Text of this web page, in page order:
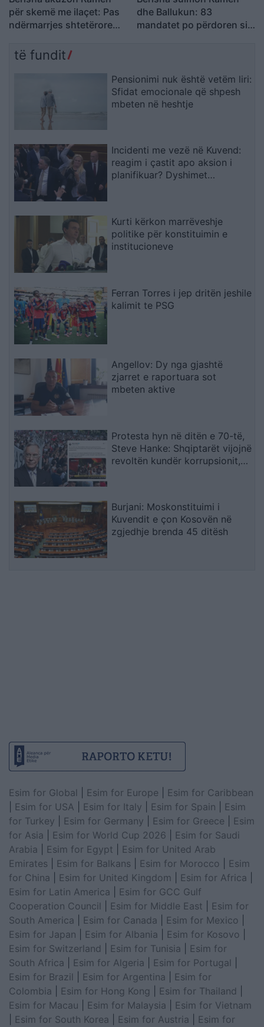
për skemë me ilaçet: Pas
ndërmarrjes shtetërore
KAYO e përfshirë në trafik
armësh
dhe Ballukun: 83
mandatet po përdoren si
të fundit
Pensionimi nuk është vetëm liri:
Sfidat emocionale që shpesh
mbeten në heshtje
Incidenti me vezë në Kuvend:
reagim i çastit apo aksion i
planifikuar? Dyshimet
Kurti kërkon marrëveshje
politike për konstituimin e
institucioneve
Ferran Torres i jep dritën jeshile
kalimit te PSG
Angellov: Dy nga gjashtë
zjarret e raportuara sot
mbeten aktive
Protesta hyn në ditën e 70-të,
Steve Hanke: Shqiptarët vijojnë
revoltën kundër korrupsionit,
Burjani: Moskonstituimi i
Kuvendit e çon Kosovën në
zgjedhje brenda 45 ditësh
Esim for Global Esim for Europe
Esim for Caribbean
Esim for USA Esim for Italy Esim for Spain
Esim
for Turkey
Esim for Germany Esim for Greece
Esim
for Asia
Esim for World Cup 2026
Esim for Saudi
Arabia
Esim for Egypt
Esim for United Arab
Emirates
Esim for Balkans Esim for Morocco
Esim
for China
Esim for United Kingdom Esim for Africa
Esim for Latin America
Esim for GCC Gulf
Cooperation Council
Esim for Middle East
Esim for
South America
Esim for Canada Esim for Mexico
Esim for Japan
Esim for Albania Esim for Kosovo
Esim for Switzerland
Esim for Tunisia
Esim for
South Africa
Esim for Algeria Esim for Portugal
Esim for Brazil
Esim for Argentina
Esim for
Colombia
Esim for Hong Kong Esim for Thailand
Esim for Macau
Esim for Malaysia
Esim for Vietnam
Esim for South Korea Esim for Austria
Esim for